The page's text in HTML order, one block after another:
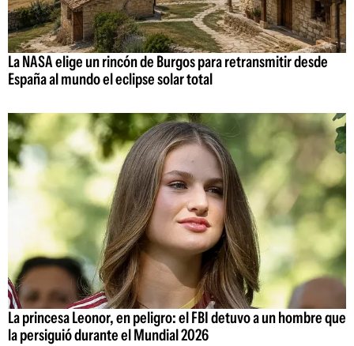
La NASA elige un rincón de Burgos para retransmitir desde
España al mundo el eclipse solar total
La princesa Leonor, en peligro: el FBI detuvo a un hombre que
la persiguió durante el Mundial 2026